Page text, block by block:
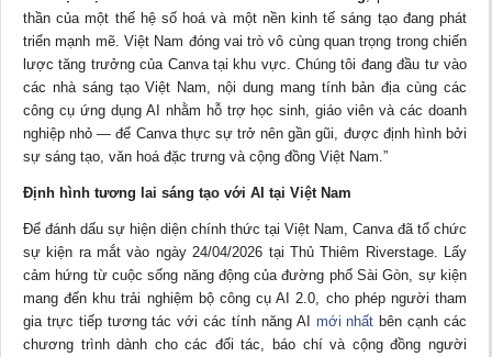
thần của một thế hệ số hoá và một nền kinh tế sáng tạo đang phát
triển mạnh mẽ. Việt Nam đóng vai trò vô cùng quan trọng trong chiến
lược tăng trưởng của Canva tại khu vực. Chúng tôi đang đầu tư vào
các nhà sáng tạo Việt Nam, nội dung mang tính bản địa cùng các
công cụ ứng dụng AI nhằm hỗ trợ học sinh, giáo viên và các doanh
nghiệp nhỏ — để Canva thực sự trở nên gần gũi, được định hình bởi
sự sáng tạo, văn hoá đặc trưng và cộng đồng Việt Nam.”
Định hình tương lai sáng tạo với AI tại Việt Nam
Để đánh dấu sự hiện diện chính thức tại Việt Nam, Canva đã tổ chức
sự kiện ra mắt vào ngày 24/04/2026 tại Thủ Thiêm Riverstage. Lấy
cảm hứng từ cuộc sống năng động của đường phố Sài Gòn, sự kiện
mang đến khu trải nghiệm bộ công cụ AI 2.0, cho phép người tham
gia trực tiếp tương tác với các tính năng AI mới nhất bên cạnh các
chương trình dành cho các đối tác, báo chí và cộng đồng người